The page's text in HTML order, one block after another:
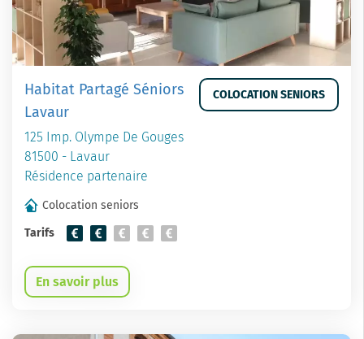
Habitat Partagé Séniors
Lavaur
125 Imp. Olympe De Gouges
81500 - Lavaur
Résidence partenaire
COLOCATION SENIORS
Colocation seniors
Tarifs
En savoir plus